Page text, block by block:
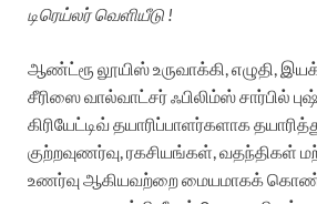
டிரெய்லர் வெளியீடு !
ஆண்ட்ரூ லூயிஸ் உருவாக்கி, எழுதி,
சீரிஸை வால்வாட்சர் ஃபிலிம்ஸ் சார்பில்
கிரியேட்டிவ் தயாரிப்பாளர்களாக
குற்றவுணர்வு, ரகசியங்கள், வதந்திகள்
உணர்வு ஆகியவற்றை மையமாகக்